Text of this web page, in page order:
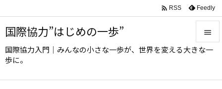
国際協力”はじめの一歩”
国際協力入門｜みんなの小さな一歩が、世界を変える大きな一
歩に。



 RSS Feedly